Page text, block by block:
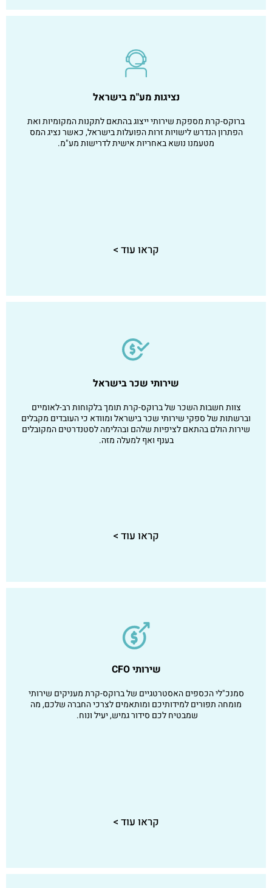
נציגות מע"מ בישראל
ברוקס-קרת מספקת שירותי ייצוג בהתאם לתקנות המקומיות ואת
הפתרון הנדרש לישויות זרות הפועלות בישראל, כאשר נציג המס
מטעמנו נושא באחריות אישית לדרישות מע"מ.
קראו עוד >
שירותי שכר בישראל
צוות חשבות השכר של ברוקס-קרת תומך בלקוחות רב-לאומיים
וברשתות של ספקי שירותי שכר בישראל ומוודא כי העובדים מקבלים
שירות הולם בהתאם לציפיות שלהם ובהלימה לסטנדרטים המקובלים
בענף ואף למעלה מזה.
קראו עוד >
שירותי CFO
סמנכ"לי הכספים האסטרטגיים של ברוקס-קרת מעניקים שירותי
מומחה תפורים למידותיכם ומותאמים לצרכי החברה שלכם, מה
שמבטיח לכם סידור גמיש, יעיל ונוח.
קראו עוד >